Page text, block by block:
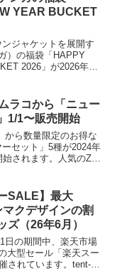
YEAR BUCKET
ジャケットを展開す
）の福袋「HAPPY
2026」が2026年1
福袋の合計2種が販売さ
ビューします。
ラコから「ニュー
1/1〜販売開始
から数量限定のお得な
セット」5種が2024年
始されます。人気のZIZ
レビューします。
SALE】最大
クデザインの割
ズ（26年6月）
日の期間中、楽天市場
大型セール「楽天スー
されています。tent-